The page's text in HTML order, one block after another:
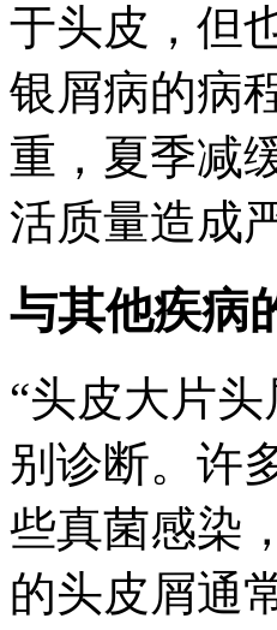
于头皮，但
银屑病的病
重，夏季减
活质量造成
与其他疾病
“头皮大片
别诊断。许
些真菌感染
的头皮屑通